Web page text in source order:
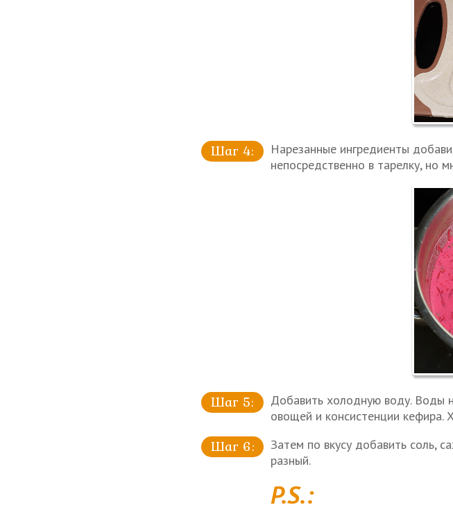
Нарезанные ингредиенты
непосредственно в тарелку, но
Добавить холодную воду. Воды
овощей и консистенции
Затем по вкусу добавить соль,
разный.
P.S.: